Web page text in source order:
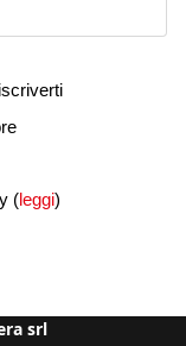
(leggi)
srl